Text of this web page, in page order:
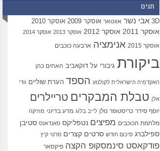
תגים
3D אבי נשר אווטאר אוסקר 2009 אוסקר 2010
אוסקר 2011 אוסקר 2012 אוסקר 2013 אוסקר 2014
אוסקר 2015 אנימציה ארבעה כוכבים
ביקורת גיבורי על דוקאביב האחים כהן
האקדמיה הישראלית לקולנוע הספד הערת שוליים וודי
אלן טבלת המבקרים טריילרים
יוסף סידר כריסטופר נולן לייב בלוג מדע בדיוני מוזיקה
מלחמת הכוכבים מפיצים נטפליקס סאנדאנס סטיבן
ספילברג סיכום חודש סרטים קצרים סרטי קיץ
פודקאסט סינמסקופ הקצה פיקסאר